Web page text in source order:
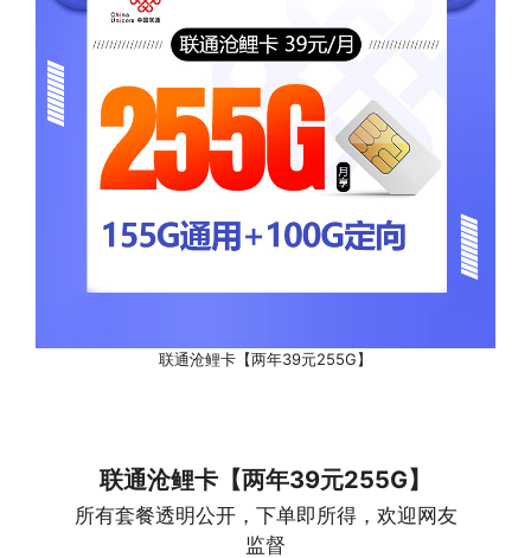
联通沧鲤卡【两年39元255G】
联通沧鲤卡【两年39元255G】
所有套餐透明公开，下单即所得，欢迎网友
监督